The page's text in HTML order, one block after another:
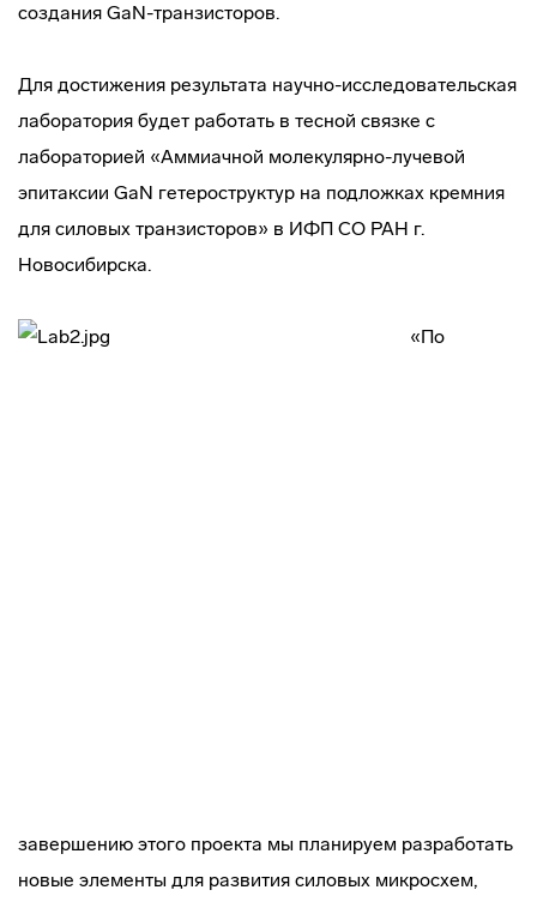
создания GaN-транзисторов.
Для достижения результата научно-исследовательская
лаборатория будет работать в тесной связке с
лабораторией «Аммиачной молекулярно-лучевой
эпитаксии GaN гетероструктур на подложках кремния
для силовых транзисторов» в ИФП СО РАН г.
Новосибирска.
«По
завершению этого проекта мы планируем разработать
новые элементы для развития силовых микросхем,